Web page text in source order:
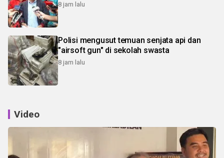
8 jam lalu
Polisi mengusut temuan senjata api dan
"airsoft gun" di sekolah swasta
8 jam lalu
Video